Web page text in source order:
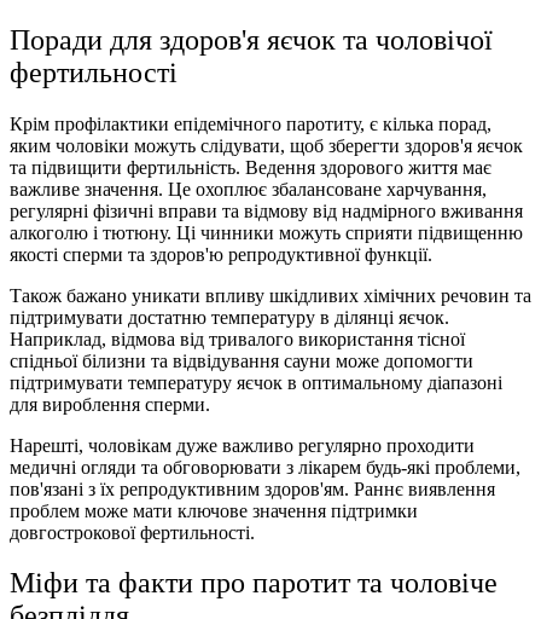
Поради для здоров'я яєчок та чоловічої
фертильності
Крім профілактики епідемічного паротиту, є кілька порад,
яким чоловіки можуть слідувати, щоб зберегти здоров'я яєчок
та підвищити фертильність. Ведення здорового життя має
важливе значення. Це охоплює збалансоване харчування,
регулярні фізичні вправи та відмову від надмірного вживання
алкоголю і тютюну. Ці чинники можуть сприяти підвищенню
якості сперми та здоров'ю репродуктивної функції.
Також бажано уникати впливу шкідливих хімічних речовин та
підтримувати достатню температуру в ділянці яєчок.
Наприклад, відмова від тривалого використання тісної
спідньої білизни та відвідування сауни може допомогти
підтримувати температуру яєчок в оптимальному діапазоні
для вироблення сперми.
Нарешті, чоловікам дуже важливо регулярно проходити
медичні огляди та обговорювати з лікарем будь-які проблеми,
пов'язані з їх репродуктивним здоров'ям. Раннє виявлення
проблем може мати ключове значення підтримки
довгострокової фертильності.
Міфи та факти про паротит та чоловіче